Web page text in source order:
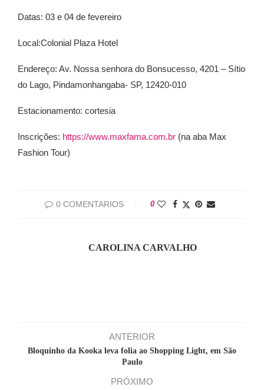
Datas: 03 e 04 de fevereiro
Local:Colonial Plaza Hotel
Endereço: Av. Nossa senhora do Bonsucesso, 4201 – Sítio
do Lago, Pindamonhangaba- SP, 12420-010
Estacionamento: cortesia
Inscrições: https://www.maxfama.com.br (na aba Max
Fashion Tour)
0 COMENTARIOS 0
CAROLINA CARVALHO
ANTERIOR
Bloquinho da Kooka leva folia ao Shopping Light, em São
Paulo
PRÓXIMO